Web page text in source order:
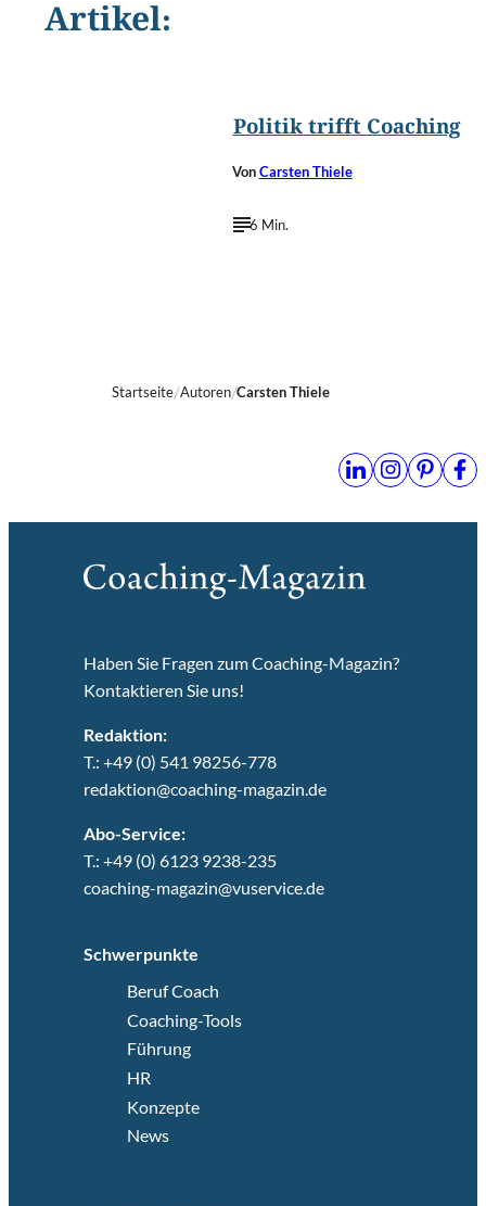
Artikel:
Politik trifft Coaching
VonCarsten Thiele
6 Min.
Startseite Autoren Carsten Thiele
Haben Sie Fragen zum Coaching-Magazin?
Kontaktieren Sie uns!
Redaktion:
T.: +49 (0) 541 98256-778
redaktion@coaching-magazin.de
Abo-Service:
T.: +49 (0) 6123 9238-235
coaching-magazin@vuservice.de
Schwerpunkte
Beruf Coach
Coaching-Tools
Führung
HR
Konzepte
News